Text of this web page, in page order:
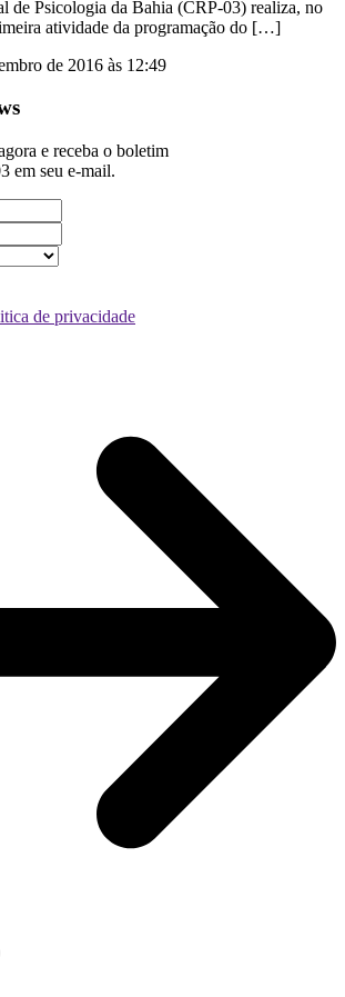
de Psicologia da Bahia (CRP-03) realiza, no
atividade da programação do […]
de 2016 às 12:49
e receba o boletim
em seu e-mail.
de privacidade